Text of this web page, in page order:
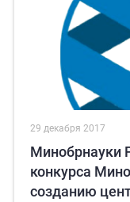
29 декабря 2017
Минобрнауки
конкурса
созданию